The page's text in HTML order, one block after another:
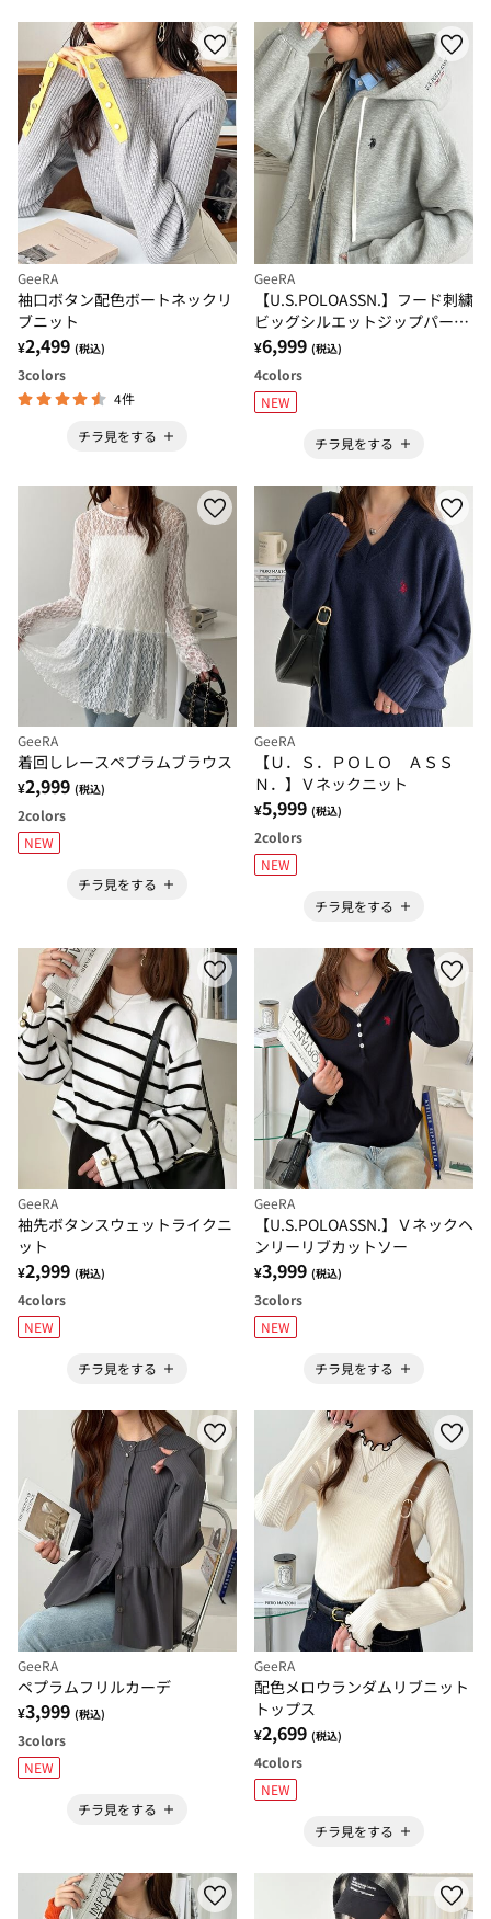
GeeRA
袖口ボタン配色ボートネックリ
ブニット
¥2,499 (税込)
3colors
4件
チラ見をする
GeeRA
【U.S.POLOASSN.】フード刺繍
ビッグシルエットジップパーカ
ー
¥6,999 (税込)
4colors
NEW
チラ見をする
GeeRA
着回しレースペプラムブラウス
¥2,999 (税込)
2colors
NEW
チラ見をする
GeeRA
【Ｕ．Ｓ．ＰＯＬＯ ＡＳＳ
Ｎ．】Ｖネックニット
¥5,999 (税込)
2colors
NEW
チラ見をする
GeeRA
袖先ボタンスウェットライクニ
ット
¥2,999 (税込)
4colors
NEW
チラ見をする
GeeRA
【U.S.POLOASSN.】Ｖネックヘ
ンリーリブカットソー
¥3,999 (税込)
3colors
NEW
チラ見をする
GeeRA
ペプラムフリルカーデ
¥3,999 (税込)
3colors
NEW
チラ見をする
GeeRA
配色メロウランダムリブニット
トップス
¥2,699 (税込)
4colors
NEW
チラ見をする